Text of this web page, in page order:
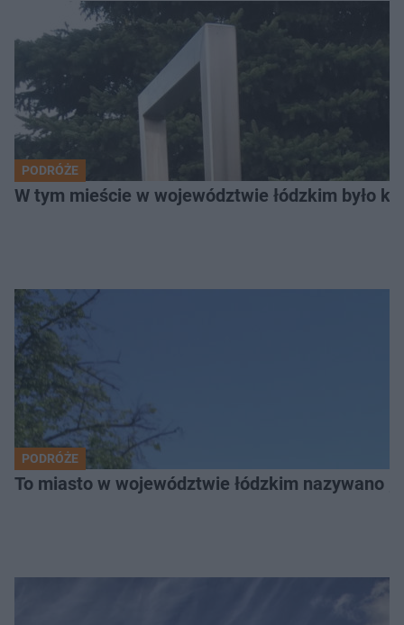
PODRÓŻE
W tym mieście w województwie łódzkim było
PODRÓŻE
To miasto w województwie łódzkim nazywano